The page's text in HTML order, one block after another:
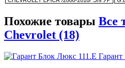
Похожие товары Все
Chevrolet (18)